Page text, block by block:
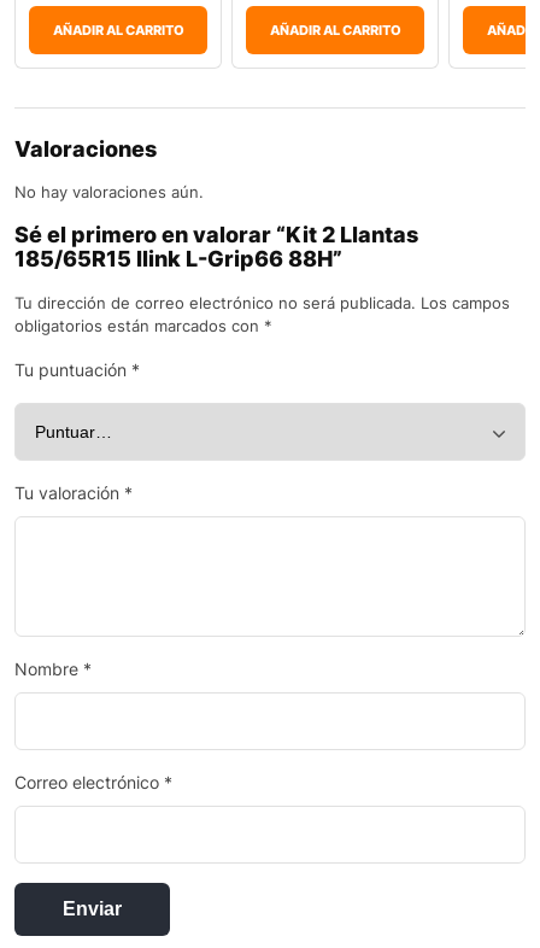
AÑADIR AL CARRITO AÑADIR AL CARRITO AÑADIR
Valoraciones
No hay valoraciones aún.
Sé el primero en valorar “Kit 2 Llantas
185/65R15 Ilink L-Grip66 88H”
Tu dirección de correo electrónico no será publicada. Los campos
obligatorios están marcados con *
Tu puntuación *
Tu valoración *
Nombre *
Correo electrónico *